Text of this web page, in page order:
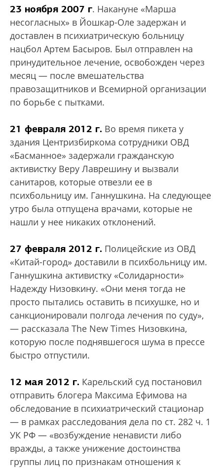
23 ноября 2007 г. Накануне «Марша
несогласных» в Йошкар-Оле задержан и
доставлен в психиатрическую больницу
нацбол Артем Басыров. Был отправлен на
принудительное лечение, освобожден через
месяц — после вмешательства
правозащитников и Всемирной организации
по борьбе с пытками.
21 февраля 2012 г. Во время пикета у
здания Центризбиркома сотрудники ОВД
«Басманное» задержали гражданскую
активистку Веру Лаврешину и вызвали
санитаров, которые отвезли ее в
психбольницу им. Ганнушкина. На следующее
утро была отпущена врачами, которые не
нашли у нее никаких отклонений.
27 февраля 2012 г. Полицейские из ОВД
«Китай-город» доставили в психбольницу им.
Ганнушкина активистку «Солидарности»
Надежду Низовкину. «Они меня тогда не
просто пытались оставить в психушке, но и
санкционировали полгода лечения по суду»,
— рассказала The New Times Низовкина,
которую после поднявшегося шума в прессе
быстро отпустили.
12 мая 2012 г. Карельский суд постановил
отправить блогера Максима Ефимова на
обследование в психиатрический стационар
— в рамках расследования дела по ст. 282 ч. 1
УК РФ — «возбуждение ненависти либо
вражды, а также унижение достоинства
группы лиц по признакам отношения к